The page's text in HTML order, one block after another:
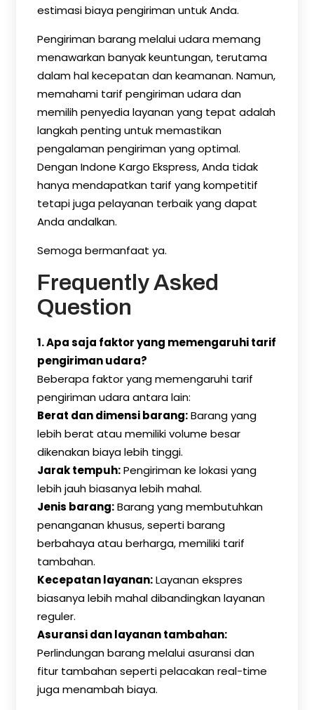
estimasi biaya pengiriman untuk Anda.
Pengiriman barang melalui udara memang
menawarkan banyak keuntungan, terutama
dalam hal kecepatan dan keamanan. Namun,
memahami tarif pengiriman udara dan
memilih penyedia layanan yang tepat adalah
langkah penting untuk memastikan
pengalaman pengiriman yang optimal.
Dengan Indone Kargo Ekspress, Anda tidak
hanya mendapatkan tarif yang kompetitif
tetapi juga pelayanan terbaik yang dapat
Anda andalkan.
Semoga bermanfaat ya.
Frequently Asked
Question
1. Apa saja faktor yang memengaruhi tarif
pengiriman udara?
Beberapa faktor yang memengaruhi tarif
pengiriman udara antara lain:
Berat dan dimensi barang:Barang yang
lebih berat atau memiliki volume besar
dikenakan biaya lebih tinggi.
Jarak tempuh:Pengiriman ke lokasi yang
lebih jauh biasanya lebih mahal.
Jenis barang:Barang yang membutuhkan
penanganan khusus, seperti barang
berbahaya atau berharga, memiliki tarif
tambahan.
Kecepatan layanan:Layanan ekspres
biasanya lebih mahal dibandingkan layanan
reguler.
Asuransi dan layanan tambahan:
Perlindungan barang melalui asuransi dan
fitur tambahan seperti pelacakan real-time
juga menambah biaya.